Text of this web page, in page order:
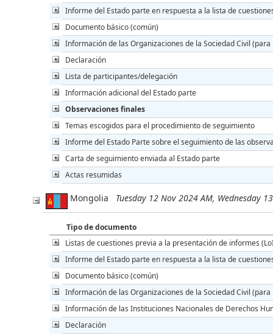
Informe del Estado parte en respuesta a la lista de
Documento básico (común)
Información de las Organizaciones de la Sociedad Civil (para
Declaración
Lista de participantes/delegación
Información adicional del Estado parte
Observaciones finales
Temas escogidos para el procedimiento de seguimiento
Informe del Estado Parte sobre el seguimiento de las
Carta de seguimiento enviada al Estado parte
Actas resumidas
Mongolia Tuesday 12 Nov 2024 AM, Wednesday
Tipo de documento
Listas de cuestiones previa a la presentación de informes
Informe del Estado parte en respuesta a la lista de
Documento básico (común)
Información de las Organizaciones de la Sociedad Civil (para
Información de las Instituciones Nacionales de Derechos
Declaración